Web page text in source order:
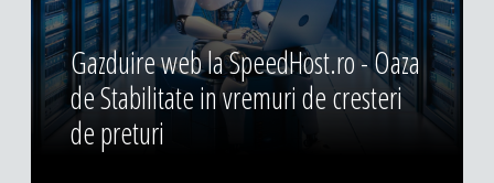
Gazduire web la SpeedHost.ro - Oaza
de Stabilitate in vremuri de cresteri
de preturi